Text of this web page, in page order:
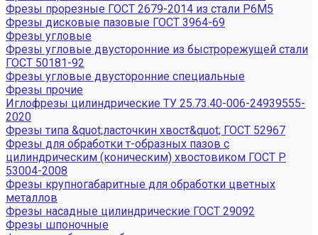
Фрезы прорезные ГОСТ 2679-2014 из стали Р6М5
Фрезы дисковые пазовые ГОСТ 3964-69
Фрезы угловые
Фрезы угловые двусторонние из быстрорежущей стали
ГОСТ 50181-92
Фрезы угловые двусторонние специальные
Фрезы прочие
Иглофрезы цилиндрические ТУ 25.73.40-006-24939555-
2020
Фрезы типа &quot;ласточкин хвост&quot; ГОСТ 52967
Фрезы для обработки т-образных пазов с
цилиндрическим (коническим) хвостовиком ГОСТ Р
53004-2008
Фрезы крупногабаритные для обработки цветных
металлов
Фрезы насадные цилиндрические ГОСТ 29092
Фрезы шпоночные